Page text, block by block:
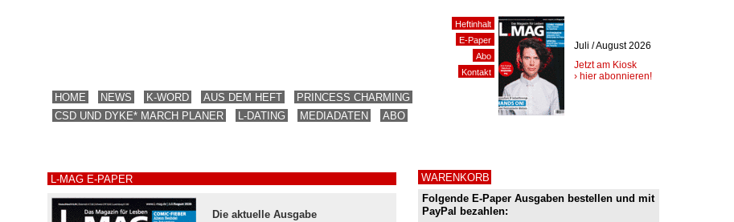
HOME NEWS K-WORD AUS DEM HEFT
PRINCESS CHARMING
CSD UND DYKE* MARCH PLANER
L-DATING MEDIADATEN ABO
L-MAG E-PAPER
Die aktuelle Ausgabe
WARENKORB
Folgende E-Paper Ausgaben bestellen und mit
PayPal bezahlen:
Heftinhalt
E-Paper
Abo
Kontakt
Juli / August 2026
Jetzt am Kiosk
› hier abonnieren!